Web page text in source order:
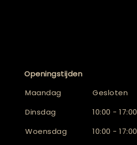
Openingstijden
Maandag
Gesloten
Dinsdag
10:00 - 17:00
Woensdag
10:00 - 17:00